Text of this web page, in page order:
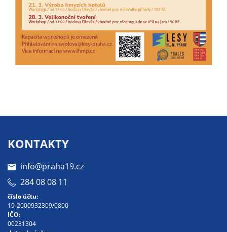
KONTAKTY
info@praha19.cz
284 08 08 11
číslo účtu:
19-2000932309/0800
IČO:
00231304
internetových
stránek. Data
získaná
pomocí
těchto
cookies
identifikátorů,